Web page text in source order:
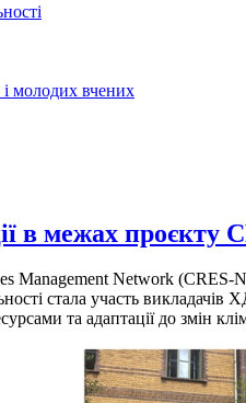
і молодих вчених
в межах проєкту
Network (CRES-
стала участь
та адаптації до змін